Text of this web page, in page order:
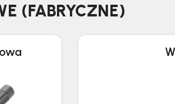
(FABRYCZNE)